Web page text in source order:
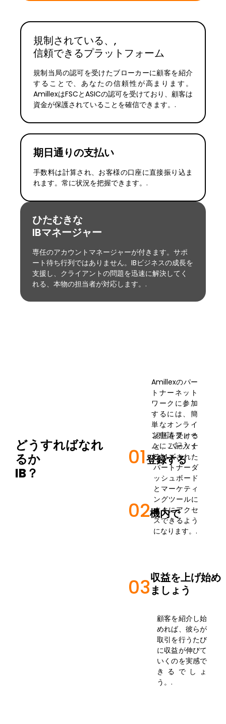
規制されている、,
信頼できるプラットフォーム
規制当局の認可を受けたブローカーに顧客を紹介
することで、あなたの信頼性が高まります。
AmillexはFSCとASICの認可を受けており、顧客は
資金が保護されていることを確信できます。.
期日通りの支払い
手数料は計算され、お客様の口座に直接振り込ま
れます。常に状況を把握できます。.
ひたむきな
IBマネージャー
専任のアカウントマネージャーが付きます。サポ
ート待ち行列ではありません。IBビジネスの成長を
支援し、クライアントの問題を迅速に解決してく
れる、本物の担当者が対応します。.
どうすればなれ
るか
IB？
01登録する
Amillexのパー
トナーネット
ワークに参加
するには、簡
単なオンライ
ン申請フォー
ムにご記入く
ださい。.
02機内で
認証を受ける
と、パーソナ
ライズされた
パートナーダ
ッシュボード
とマーケティ
ングツールに
すぐにアクセ
スできるよう
になります。.
03収益を上げ始め
ましょう
顧客を紹介し始
めれば、彼らが
取引を行うたび
に収益が伸びて
いくのを実感で
きるでしょ
う。.